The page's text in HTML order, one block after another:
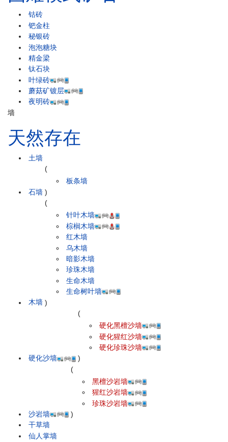
钴砖
钯金柱
秘银砖
泡泡糖块
精金梁
钛石块
叶绿砖
蘑菇矿镀层
夜明砖
墙
天然存在
土墙
石墙
(
板条墙
)
木墙
(
针叶木墙
棕榈木墙
红木墙
乌木墙
暗影木墙
珍珠木墙
生命木墙
生命树叶墙
)
硬化沙墙
(
硬化黑檀沙墙
硬化猩红沙墙
硬化珍珠沙墙
)
沙岩墙
(
黑檀沙岩墙
猩红沙岩墙
珍珠沙岩墙
)
干草墙
仙人掌墙